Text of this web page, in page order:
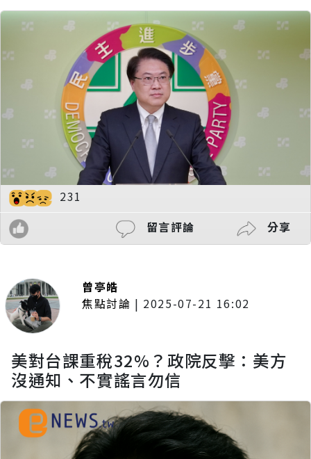
231
留言評論
分享
曾亭皓
焦點討論 | 2025-07-21 16:02
美對台課重稅32%？政院反擊：美方
沒通知、不實謠言勿信